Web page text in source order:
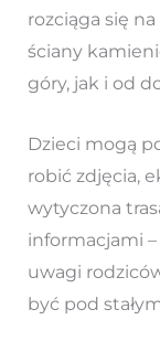
rozciąga się
ściany
góry, jak i od
Dzieci mogą
robić zdjęcia,
wytyczona
informacjami
uwagi
być pod